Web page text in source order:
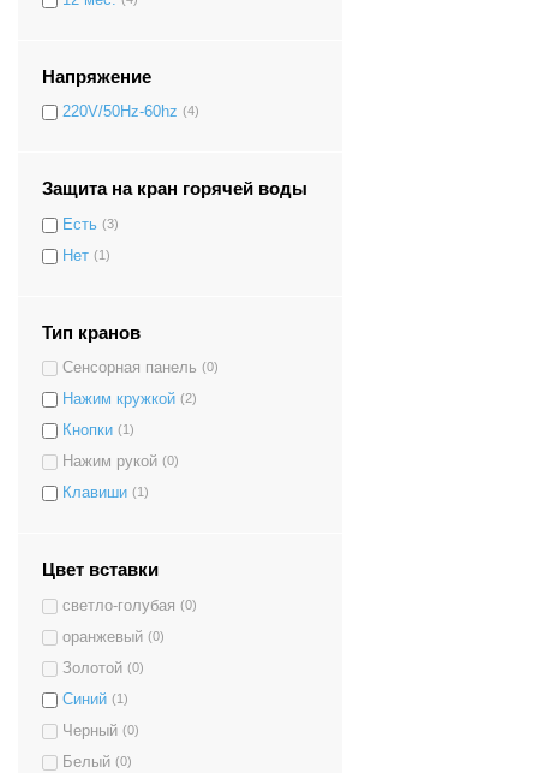
0.159 м.куб (1)
0.153 м.куб (1)
Напряжение
220V/50Hz-60hz (4)
Защита на кран горячей воды
Есть (3)
Нет (1)
Тип кранов
Сенсорная панель (0)
Нажим кружкой (2)
Кнопки (1)
Нажим рукой (0)
Клавиши (1)
Цвет вставки
светло-голубая (0)
оранжевый (0)
Золотой (0)
Синий (1)
Черный (0)
Белый (0)